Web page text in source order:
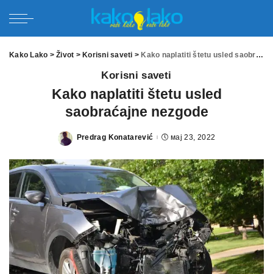
Kako Lako >Život > Korisni saveti > Kako naplatiti štetu usled saobraćajne nezgode
Korisni saveti
Kako naplatiti štetu usled
saobraćajne nezgode
Posted
Predrag Konatarević мај 23, 2022